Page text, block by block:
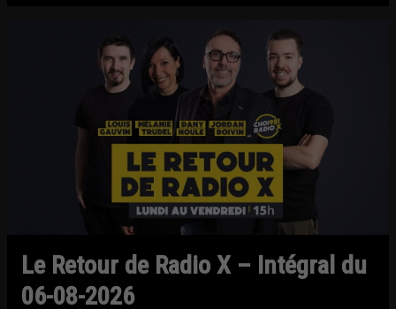
Le Retour de Radio X – Intégral du
06-08-2026